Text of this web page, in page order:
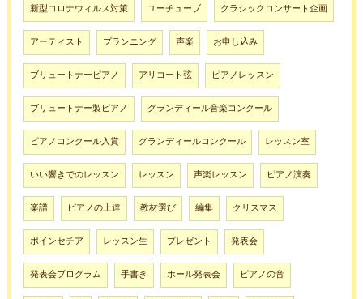
新型コロナウィルス対策 ユーチューブ クラシックコンサート企画
アーティスト プランニング 声楽 お申し込み
ブリュートナーピアノ アリコート弦 ピアノレッスン
ブリュートナー製ピアノ グランディール音楽コンクール
ピアノコンクール入賞 グランディールコンクール レッスン室
いい響きでのレッスン レッスン 声楽レッスン ピアノ演奏
楽譜 ピアノの上達 教材選び 編集 クリスマス
ポインセチア レッスン生 プレゼント 発表会
発表会プログラム 手書き ホール発表会 ピアノの音